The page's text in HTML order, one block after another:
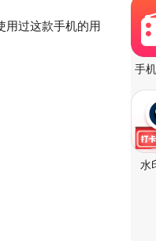
用过这款手机的用
手
水